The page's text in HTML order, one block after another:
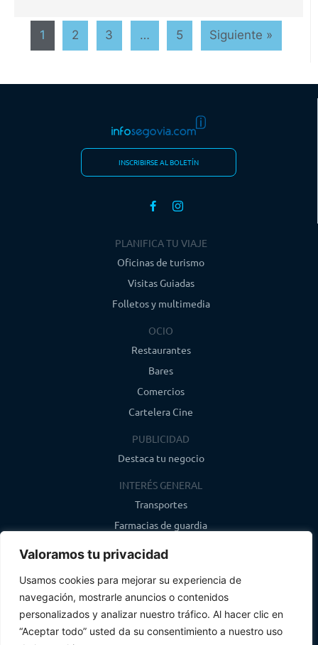
Valoramos tu privacidad
Usamos cookies para mejorar su experiencia de
navegación, mostrarle anuncios o contenidos
personalizados y analizar nuestro tráfico. Al hacer clic en
“Aceptar todo” usted da su consentimiento a nuestro uso
1 2 3 … 5 Siguiente »
INSCRIBIRSE AL BOLETÍN
PLANIFICA TU VIAJE
Oficinas de turismo
Visitas Guiadas
Folletos y multimedia
OCIO
Restaurantes
Bares
Comercios
Cartelera Cine
PUBLICIDAD
Destaca tu negocio
INTERÉS GENERAL
Transportes
Farmacias de guardia
CONTACTO
info@infosegovia.com